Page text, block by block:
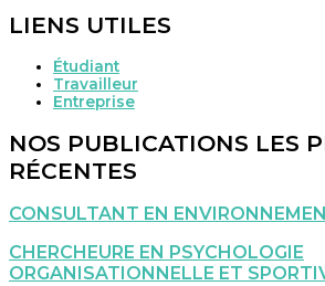
LIENS UTILES
Étudiant
Travailleur
Entreprise
NOS PUBLICATIONS LES
RÉCENTES
CONSULTANT EN
CHERCHEURE EN PSYCHOLOGIE
ORGANISATIONNELLE ET